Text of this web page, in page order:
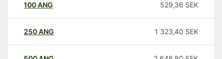
100ANG 529,36 SEK
250ANG 1 323,40 SEK